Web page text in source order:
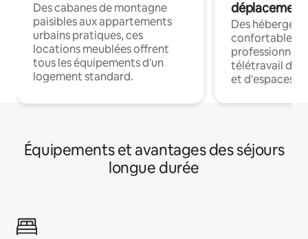
Des cabanes de montagne
paisibles aux appartements
urbains pratiques, ces
locations meublées offrent
tous les équipements d'un
logement standard.
déplacement
Des
confortables
professionnels
télétravail
et d'espaces
Équipements et avantages des séjours
longue durée